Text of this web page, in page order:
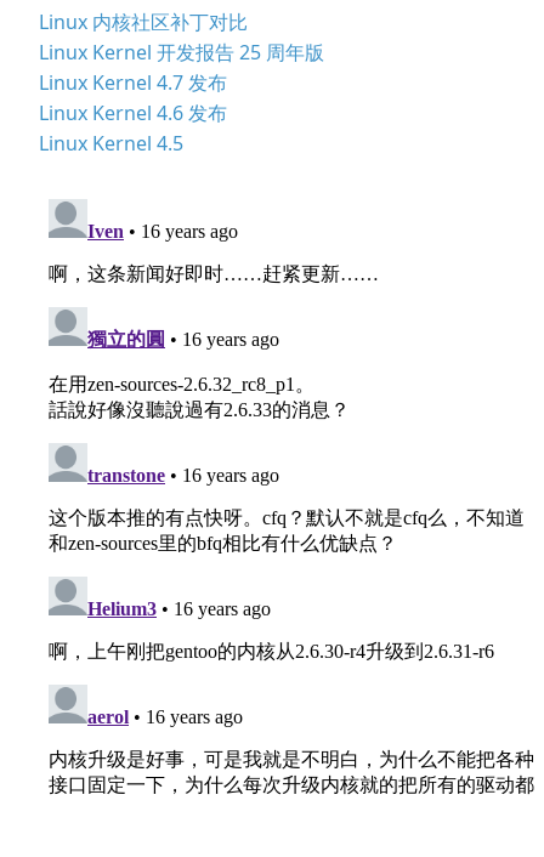
Linux 内核社区补丁对比
Linux Kernel 开发报告 25 周年版
Linux Kernel 4.7 发布
Linux Kernel 4.6 发布
Linux Kernel 4.5